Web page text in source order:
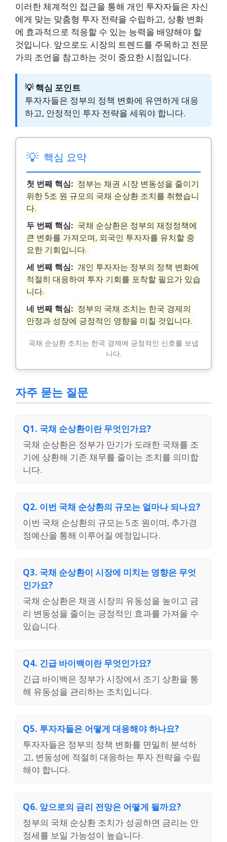
이러한 체계적인 접근을 통해 개인 투자자들은 자신
에게 맞는 맞춤형 투자 전략을 수립하고, 상황 변화
에 효과적으로 적응할 수 있는 능력을 배양해야 할
것입니다. 앞으로도 시장의 트렌드를 주목하고 전문
가의 조언을 참고하는 것이 중요한 시점입니다.
💡 핵심 포인트
투자자들은 정부의 정책 변화에 유연하게 대응
하고, 안정적인 투자 전략을 세워야 합니다.
💡 핵심 요약
첫 번째 핵심: 정부는 채권 시장 변동성을 줄이기
위한 5조 원 규모의 국채 순상환 조치를 취했습니
다.
두 번째 핵심: 국채 순상환은 정부의 재정정책에
큰 변화를 가져오며, 외국인 투자자를 유치할 중
요한 기회입니다.
세 번째 핵심: 개인 투자자는 정부의 정책 변화에
적절히 대응하여 투자 기회를 포착할 필요가 있습
니다.
네 번째 핵심: 정부의 국채 조치는 한국 경제의
안정과 성장에 긍정적인 영향을 미칠 것입니다.
국채 순상환 조치는 한국 경제에 긍정적인 신호를 보냅
니다.
자주 묻는 질문
Q1. 국채 순상환이란 무엇인가요?
국채 순상환은 정부가 만기가 도래한 국채를 조
기에 상환해 기존 채무를 줄이는 조치를 의미합
니다.
Q2. 이번 국채 순상환의 규모는 얼마나 되나요?
이번 국채 순상환의 규모는 5조 원이며, 추가경
정예산을 통해 이루어질 예정입니다.
Q3. 국채 순상환이 시장에 미치는 영향은 무엇
인가요?
국채 순상환은 채권 시장의 유동성을 높이고 금
리 변동성을 줄이는 긍정적인 효과를 가져올 수
있습니다.
Q4. 긴급 바이백이란 무엇인가요?
긴급 바이백은 정부가 시장에서 조기 상환을 통
해 유동성을 관리하는 조치입니다.
Q5. 투자자들은 어떻게 대응해야 하나요?
투자자들은 정부의 정책 변화를 면밀히 분석하
고, 변동성에 적절히 대응하는 투자 전략을 수립
해야 합니다.
Q6. 앞으로의 금리 전망은 어떻게 될까요?
정부의 국채 순상환 조치가 성공하면 금리는 안
정세를 보일 가능성이 높습니다.